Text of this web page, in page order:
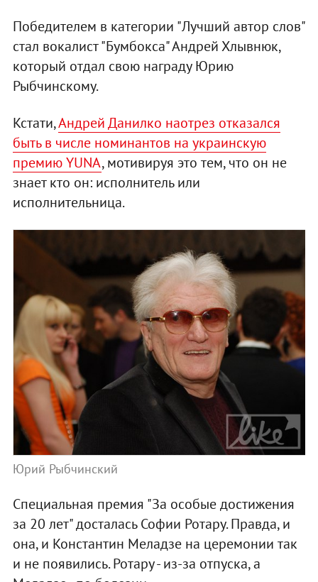
Победителем в категории "Лучший автор слов"
стал вокалист "Бумбокса" Андрей Хлывнюк,
который отдал свою награду Юрию
Рыбчинскому.
Кстати,Андрей Данилко наотрез отказался
быть в числе номинантов на украинскую
премию YUNA, мотивируя это тем, что он не
знает кто он: исполнитель или
исполнительница.
Юрий Рыбчинский
Специальная премия "За особые достижения
за 20 лет" досталась Софии Ротару. Правда, и
она, и Константин Меладзе на церемонии так
и не появились. Ротару - из-за отпуска, а